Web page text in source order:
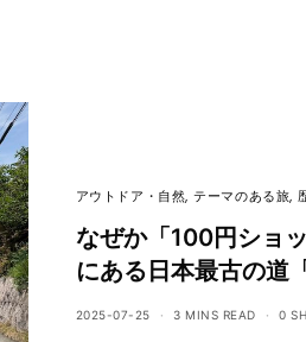
アウトドア・自然 ,テーマのある旅
なぜか「100円ショ
にある日本最古の道
2025-07-25 3 MINS READ 0